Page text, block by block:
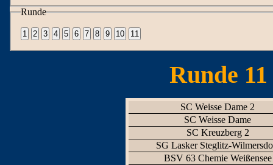
Runde
Runde
SC Weisse Dame 2
SC Weisse Dame
SC Kreuzberg 2
SG Lasker Steglitz-
BSV 63 Chemie Weißensee